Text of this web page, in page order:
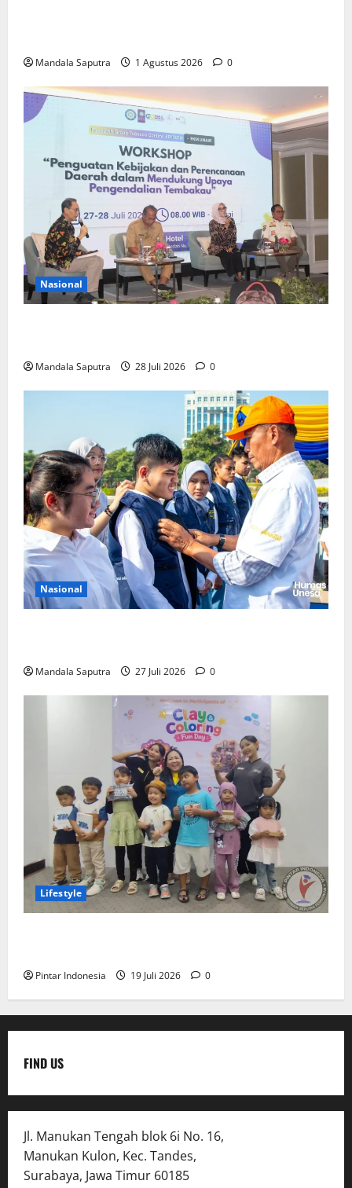
Mandala Saputra 1 Agustus 2026 0
Nasional
Mandala Saputra 28 Juli 2026 0
Nasional
Mandala Saputra 27 Juli 2026 0
Lifestyle
Pintar Indonesia 19 Juli 2026 0
FIND US
Jl. Manukan Tengah blok 6i No. 16,
Manukan Kulon, Kec. Tandes,
Surabaya, Jawa Timur 60185